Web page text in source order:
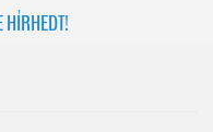
HÍRHEDT!